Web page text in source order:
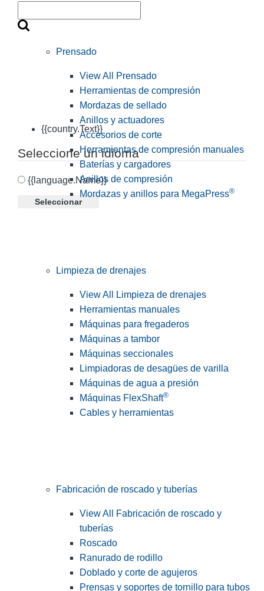
{{country.Text}}
Seleccione un idioma
{{language.Name}}
Seleccionar
Prensado
View All Prensado
Herramientas de compresión
Mordazas de sellado
Anillos y actuadores
Accesorios de corte
Herramientas de compresión manuales
Baterías y cargadores
Anillos de compresión
Mordazas y anillos para MegaPress®
Limpieza de drenajes
View All Limpieza de drenajes
Herramientas manuales
Máquinas para fregaderos
Máquinas a tambor
Máquinas seccionales
Limpiadoras de desagües de varilla
Máquinas de agua a presión
Máquinas FlexShaft®
Cables y herramientas
Fabricación de roscado y tuberías
View All Fabricación de roscado y
tuberías
Roscado
Ranurado de rodillo
Doblado y corte de agujeros
Prensas y soportes de tornillo para tubos